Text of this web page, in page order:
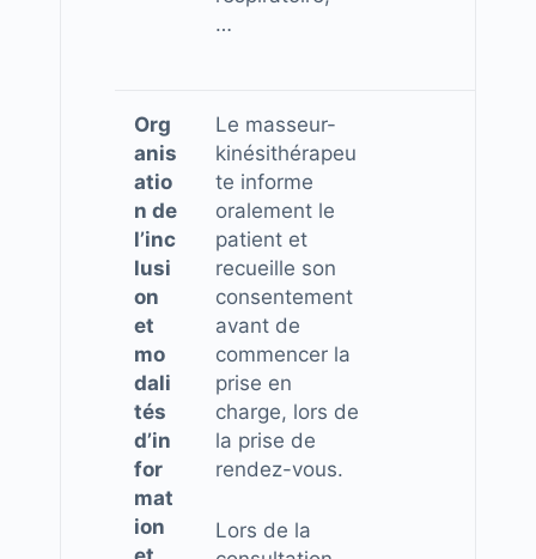
…
Org
anis
atio
n de
l’inc
lusi
on
et
mo
dali
tés
d’in
for
mat
ion
Le masseur-
kinésithérapeu
te informe
oralement le
patient et
recueille son
consentement
avant de
commencer la
prise en
charge, lors de
la prise de
rendez-vous.
Lors de la